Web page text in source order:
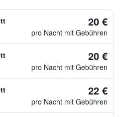
20 €
pro Nacht mit Gebühren
20 €
pro Nacht mit Gebühren
22 €
pro Nacht mit Gebühren